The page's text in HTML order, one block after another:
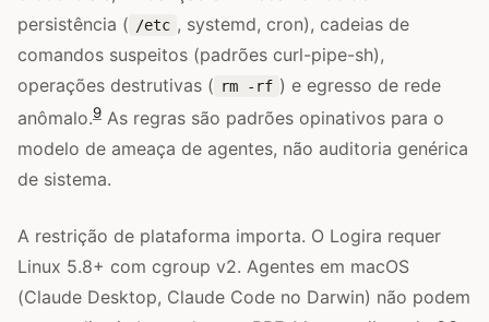
persistência ( /etc , systemd, cron), cadeias de
comandos suspeitos (padrões curl-pipe-sh),
operações destrutivas ( rm -rf ) e egresso de rede
anômalo.9 As regras são padrões opinativos para o
modelo de ameaça de agentes, não auditoria genérica
de sistema.
A restrição de plataforma importa. O Logira requer
Linux 5.8+ com cgroup v2. Agentes em macOS
(Claude Desktop, Claude Code no Darwin) não podem